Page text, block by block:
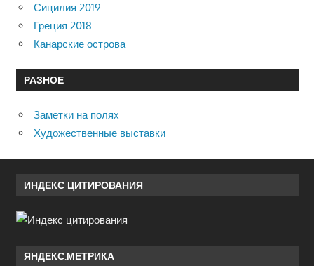
Сицилия 2019
Греция 2018
Канарские острова
РАЗНОЕ
Заметки на полях
Художественные выставки
ИНДЕКС ЦИТИРОВАНИЯ
ЯНДЕКС.МЕТРИКА